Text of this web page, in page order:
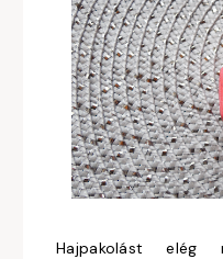
Hajpakolást elég